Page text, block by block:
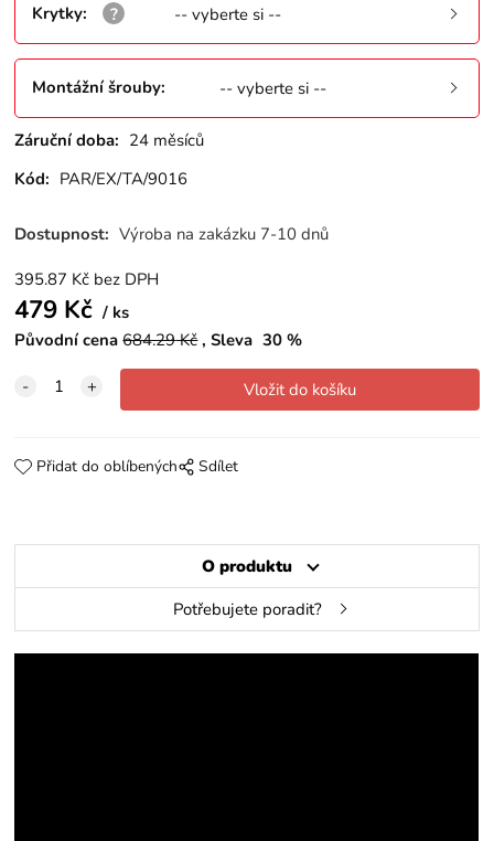
Krytky: -- vyberte si --
Montážní šrouby: -- vyberte si --
Záruční doba: 24 měsíců
Kód: PAR/EX/TA/9016
Dostupnost: Výroba na zakázku 7-10 dnů
395.87 Kč bez DPH
479 Kč
ks
Původní cena 684.29Kč Sleva 30 %
Přidat do oblíbených Sdílet
O produktu
Potřebujete poradit?